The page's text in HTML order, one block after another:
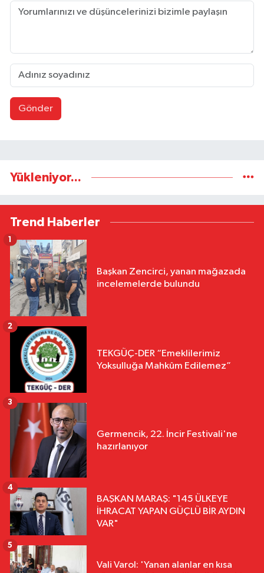
Gönder
Yükleniyor...
Trend Haberler
Başkan Zencirci, yanan mağazada
incelemelerde bulundu
1
TEKGÜÇ-DER “Emeklilerimiz
Yoksulluğa Mahkûm Edilemez”
2
Germencik, 22. İncir Festivali'ne
hazırlanıyor
3
BAŞKAN MARAŞ: "145 ÜLKEYE
İHRACAT YAPAN GÜÇLÜ BİR AYDIN
VAR"
4
Vali Varol: 'Yanan alanlar en kısa
5